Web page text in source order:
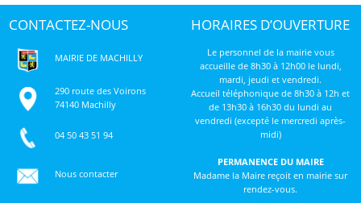
CONTACTEZ-NOUS
MAIRIE DE MACHILLY
290 route des Voirons
74140 Machilly
04 50 43 51 94
Nous contacter
HORAIRES D’OUVERTURE
Le personnel de la mairie vous
accueille de 8h30 à 12h00 le lundi,
mardi, jeudi et vendredi.
Accueil téléphonique de 8h30 à 12h et
de 13h30 à 16h30 du lundi au
vendredi (excepté le mercredi après-
midi)
PERMANENCE DU MAIRE
Madame la Maire reçoit en mairie sur
rendez-vous.